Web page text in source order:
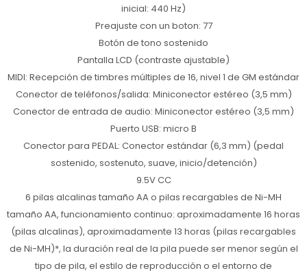
inicial: 440 Hz)
Preajuste con un boton: 77
Botón de tono sostenido
Pantalla LCD (contraste ajustable)
MIDI: Recepción de timbres múltiples de 16, nivel 1 de GM estándar
Conector de teléfonos/salida: Miniconector estéreo (3,5 mm)
Conector de entrada de audio: Miniconector estéreo (3,5 mm)
Puerto USB: micro B
Conector para PEDAL: Conector estándar (6,3 mm) (pedal
sostenido, sostenuto, suave, inicio/detención)
9.5V CC
6 pilas alcalinas tamaño AA o pilas recargables de Ni-MH
tamaño AA, funcionamiento continuo: aproximadamente 16 horas
(pilas alcalinas), aproximadamente 13 horas (pilas recargables
de Ni-MH)*, la duración real de la pila puede ser menor según el
tipo de pila, el estilo de reproducción o el entorno de